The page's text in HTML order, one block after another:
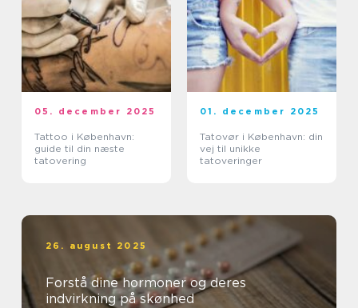
05. december 2025
Tattoo i København:
guide til din næste
tatovering
01. december 2025
Tatovør i København: din
vej til unikke
tatoveringer
26. august 2025
Forstå dine hormoner og deres
indvirkning på skønhed